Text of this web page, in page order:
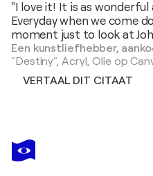
"I love it! It is as wonderful
Everyday when we come
moment just to look at
Een kunstliefhebber,
"Destiny", Acryl, Olie op
VERTAAL DIT CITAAT